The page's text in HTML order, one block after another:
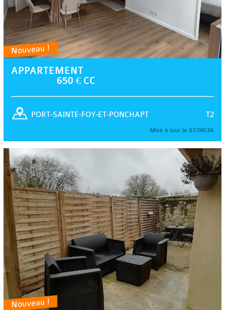
Nouveau !
APPARTEMENT
650 € CC
T2
PORT-SAINTE-FOY-ET-PONCHAPT
Mise à jour le 07/08/26
Nouveau !